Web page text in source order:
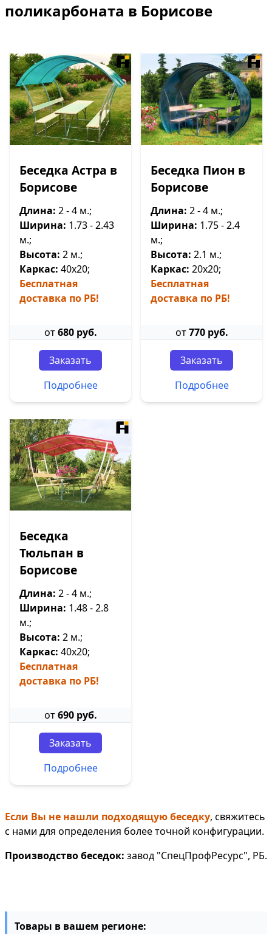
поликарбоната в Борисове
Беседка Астра в
Борисове
Длина: 2 - 4 м.;
Ширина: 1.73 - 2.43
м.;
Высота: 2 м.;
Каркас: 40х20;
Бесплатная
доставка по РБ!
от680 руб.
Заказать
Подробнее
Беседка Пион в
Борисове
Длина: 2 - 4 м.;
Ширина: 1.75 - 2.4
м.;
Высота: 2.1 м.;
Каркас: 20х20;
Бесплатная
доставка по РБ!
от770 руб.
Заказать
Подробнее
Беседка
Тюльпан в
Борисове
Длина: 2 - 4 м.;
Ширина: 1.48 - 2.8
м.;
Высота: 2 м.;
Каркас: 40х20;
Бесплатная
доставка по РБ!
от690 руб.
Заказать
Подробнее
Если Вы не нашли подходящую беседку, свяжитесь
с нами для определения более точной конфигурации.
Производство беседок: завод "СпецПрофРесурс", РБ.
Товары в вашем регионе: